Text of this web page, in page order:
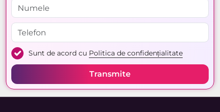
Sunt de acord cu Politica de confidențialitate
Transmite